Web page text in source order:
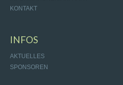
KONTAKT
INFOS
AKTUELLES
SPONSOREN